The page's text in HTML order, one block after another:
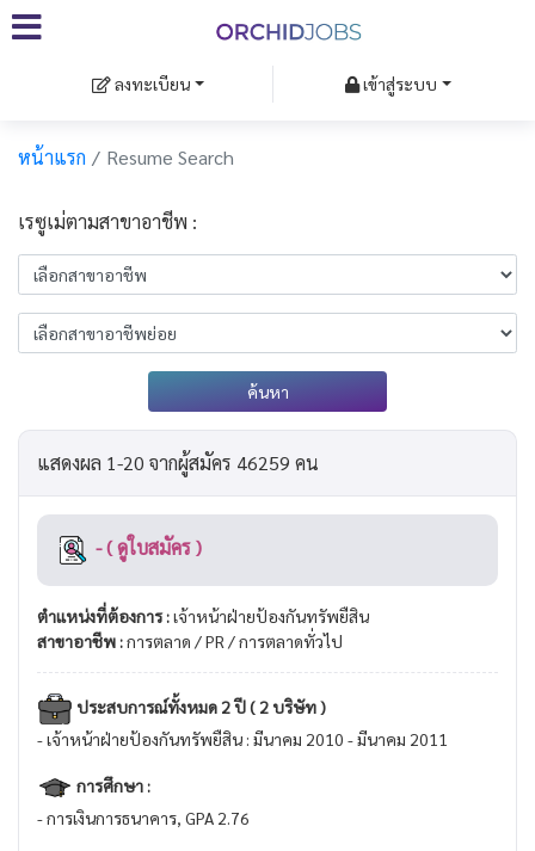
ลงทะเบียน เข้าสู่ระบบ
หน้าแรก Resume Search
เรซูเม่ตามสาขาอาชีพ :
ค้นหา
แสดงผล 1-20 จากผู้สมัคร 46259 คน
- ( ดูใบสมัคร )
ตำแหน่งที่ต้องการ :เจ้าหน้าฝ่ายป้องกันทรัพยืสิน
สาขาอาชีพ :การตลาด / PR / การตลาดทั่วไป
ประสบการณ์ทั้งหมด 2 ปี ( 2 บริษัท )
- เจ้าหน้าฝ่ายป้องกันทรัพยืสิน : มีนาคม 2010 - มีนาคม 2011
การศึกษา :
- การเงินการธนาคาร, GPA 2.76